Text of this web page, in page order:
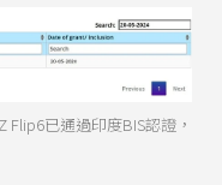
Flip6已通過印度BIS認證，